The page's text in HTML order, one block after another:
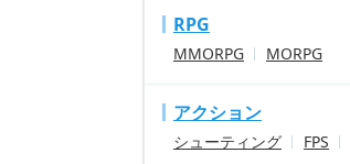
RPG
MMORPG MORPG
アクション
シューティング FPS